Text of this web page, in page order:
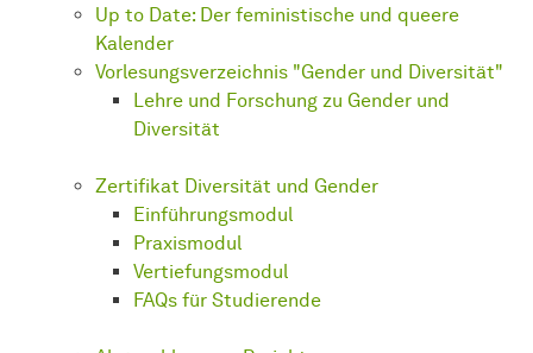
Up to Date: Der feministische und queere
Kalender
Vorlesungsverzeichnis "Gender und Diversität"
Lehre und Forschung zu Gender und
Diversität
Zertifikat Diversität und Gender
Einführungsmodul
Praxismodul
Vertiefungsmodul
FAQs für Studierende